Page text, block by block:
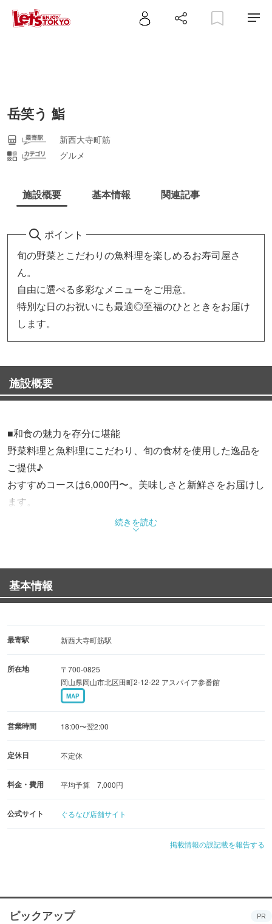
岳笑う 鮨
新西大寺町筋
グルメ
施設概要 基本情報 関連記事
ポイント
旬の野菜とこだわりの魚料理を楽しめるお寿司屋さ
ん。
自由に選べる多彩なメニューをご用意。
特別な日のお祝いにも最適◎至福のひとときをお届け
します。
施設概要
■和食の魅力を存分に堪能
野菜料理と魚料理にこだわり、旬の食材を使用した逸品を
ご提供♪
おすすめコースは6,000円〜。美味しさと新鮮さをお届けし
ます。
特別な日のお祝いやサプライズにもぴったりです！
日本ソムリエ協会認定 Sake Diploma（酒ディプロマ）が
選んだ日本酒や焼酎をご用意。
お酒について深い知識を持ち、品質を見極めることができ
お料理に合うおすすめのお酒を是非お尋ねください。
■居心地の良い雰囲気
職人の技を間近で感じることができる一枚板で作られた美
しいカウンター。
落ち着いた空間でゆったりとした時間をお過ごしいただけ
宴会に最適な座敷もご用意◎大切な方々と共に楽しいひと
続きを読む
基本情報
最寄駅 新西大寺町筋駅
所在地
〒700-0825
岡山県岡山市北区田町2-12-22 アスパイア参番館
MAP
営業時間 18:00〜翌2:00
定休日 不定休
料金・費用 平均予算 7,000円
公式サイト ぐるなび店舗サイト
掲載情報の誤記載を報告する
ピックアップ PR